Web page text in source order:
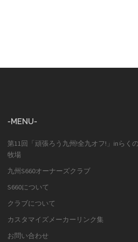
-MENU-
第11回「頑張ろう九州!全九オフ!」inらく
牧場
九州S660オーナーズクラブ
S660について
クラブについて
カスタマイズメーカーリンク集
お問い合わせ